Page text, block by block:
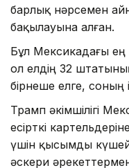
барлық нәрсемен
бақылауына алған.
Бұл Мексикадағы ең
ол елдің 32
бірнеше елге, соның
Трамп әкімшілігі
есірткі
үшін қысымды
әскери